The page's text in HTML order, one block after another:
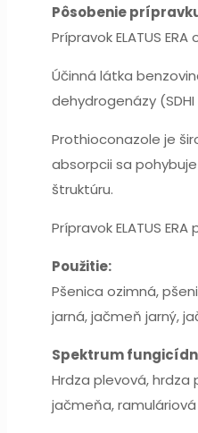
Pôsobenie
Prípravok ELATUS
Účinná látka
dehydrogenázy
Prothioconazole je
absorpcii sa
štruktúru.
Prípravok ELATUS
Použitie:
Pšenica ozimná,
jarná, jačmeň jarný,
Spektrum
Hrdza plevová, hrdza
jačmeňa,